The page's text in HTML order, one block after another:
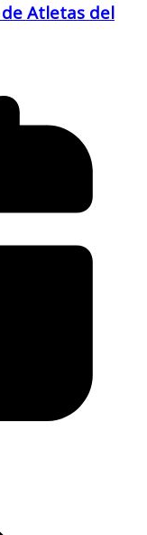
Atletas del